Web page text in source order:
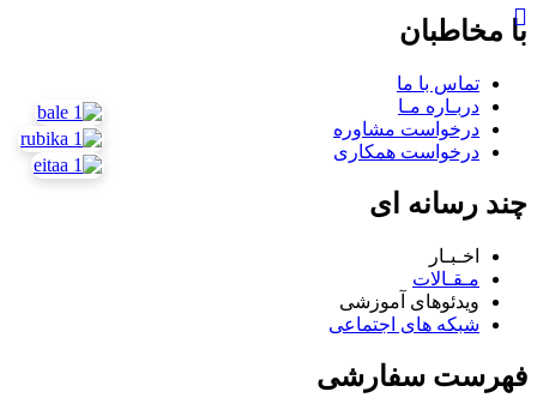
با مخاطبان
تماس با ما
دربـاره مـا
درخواست مشاوره
درخواست همکاری
چند رسانه ای
اخـبـار
مـقـالات
ویدئوهای آموزشی
شبکه های اجتماعی
فهرست سفارشی